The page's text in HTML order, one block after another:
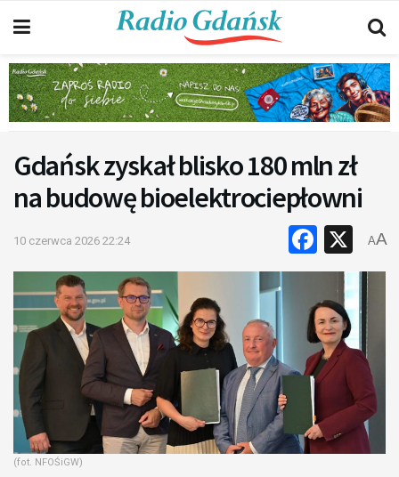
Gdańsk zyskał blisko 180 mln zł
na budowę bioelektrociepłowni
10 czerwca 2026 22:24 X
AA
(fot. NFOŚiGW)